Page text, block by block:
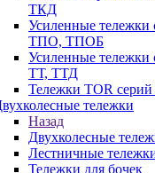
ТКД
Усиленные тележки
ТПО, ТПОБ
Усиленные
ТТ, ТТД
Тележки TOR
тележки
Назад
Двухколесные
Лестничные
Тележки для бочек